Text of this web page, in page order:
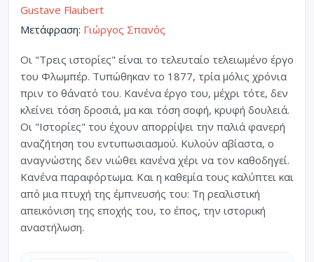
Gustave Flaubert
Μετάφραση: Γιώργος Σπανός
Οι "Τρεις ιστορίες" είναι το τελευταίο τελειωμένο έργο
του Φλωμπέρ. Τυπώθηκαν το 1877, τρία μόλις χρόνια
πριν το θάνατό του. Κανένα έργο του, μέχρι τότε, δεν
κλείνει τόση δροσιά, μα και τόση σοφή, κρυφή δουλειά.
Οι "Ιστορίες" του έχουν απορρίψει την παλιά φανερή
αναζήτηση του εντυπωσιασμού. Κυλούν αβίαστα, ο
αναγνώστης δεν νιώθει κανένα χέρι να τον καθοδηγεί.
Κανένα παραφόρτωμα. Και η καθεμία τους καλύπτει και
από μια πτυχή της έμπνευσής του: Τη ρεαλιστική
απεικόνιση της εποχής του, το έπος, την ιστορική
αναστήλωση.